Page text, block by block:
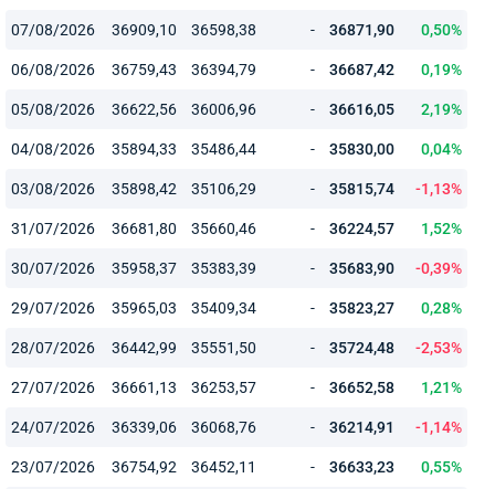
07/08/2026 36909,10 36598,38 - 36871,90 0,50%
06/08/2026 36759,43 36394,79 - 36687,42 0,19%
05/08/2026 36622,56 36006,96 - 36616,05 2,19%
04/08/2026 35894,33 35486,44 - 35830,00 0,04%
03/08/2026 35898,42 35106,29 - 35815,74 -1,13%
31/07/2026 36681,80 35660,46 - 36224,57 1,52%
30/07/2026 35958,37 35383,39 - 35683,90 -0,39%
29/07/2026 35965,03 35409,34 - 35823,27 0,28%
28/07/2026 36442,99 35551,50 - 35724,48 -2,53%
27/07/2026 36661,13 36253,57 - 36652,58 1,21%
24/07/2026 36339,06 36068,76 - 36214,91 -1,14%
23/07/2026 36754,92 36452,11 - 36633,23 0,55%